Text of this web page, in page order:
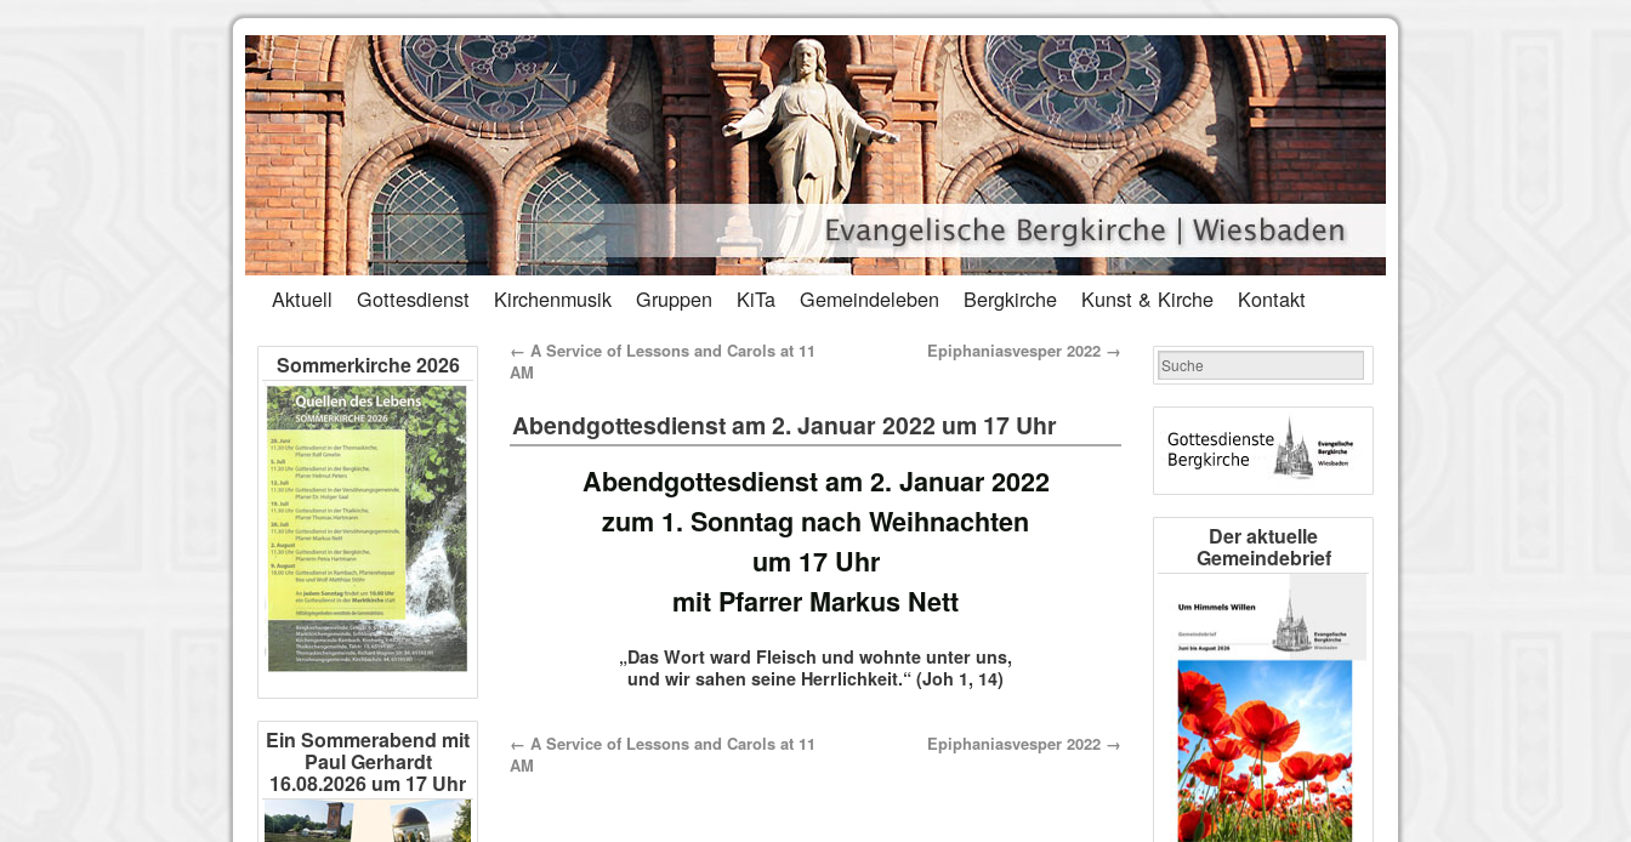
Aktuell Gottesdienst Kirchenmusik Gruppen KiTa Gemeindeleben Bergkirche Kunst & Kirche Kontakt
← A Service of Lessons and Carols at 11
AM
Epiphaniasvesper 2022 →
Abendgottesdienst am 2. Januar 2022 um 17 Uhr
Abendgottesdienst am 2. Januar 2022
zum 1. Sonntag nach Weihnachten
um 17 Uhr
mit Pfarrer Markus Nett
„Das Wort ward Fleisch und wohnte unter uns,
und wir sahen seine Herrlichkeit.“ (Joh 1, 14)
← A Service of Lessons and Carols at 11
AM
Epiphaniasvesper 2022 →
Sommerkirche 2026
Ein Sommerabend mit
Paul Gerhardt
16.08.2026 um 17 Uhr
Der aktuelle
Gemeindebrief